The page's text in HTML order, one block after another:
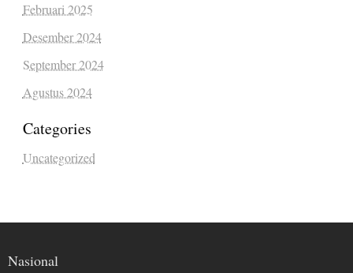
Februari 2025
Desember 2024
September 2024
Agustus 2024
Categories
Uncategorized
Nasional